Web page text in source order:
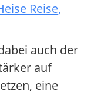
Reise,
auch der
auf
eine